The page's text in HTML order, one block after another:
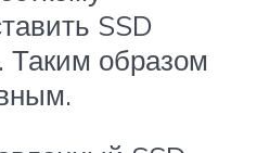
SSD
Таким образом